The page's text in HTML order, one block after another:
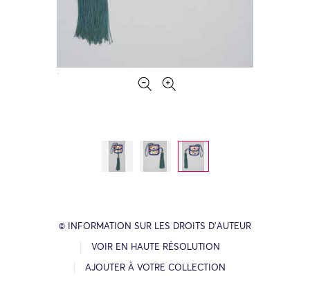
© INFORMATION SUR LES DROITS D’AUTEUR
VOIR EN HAUTE RÉSOLUTION
AJOUTER À VOTRE COLLECTION